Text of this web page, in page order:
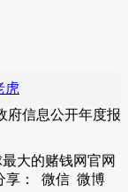
虎
府信息公开年度报
大的赌钱网官网
享： 微信 微博